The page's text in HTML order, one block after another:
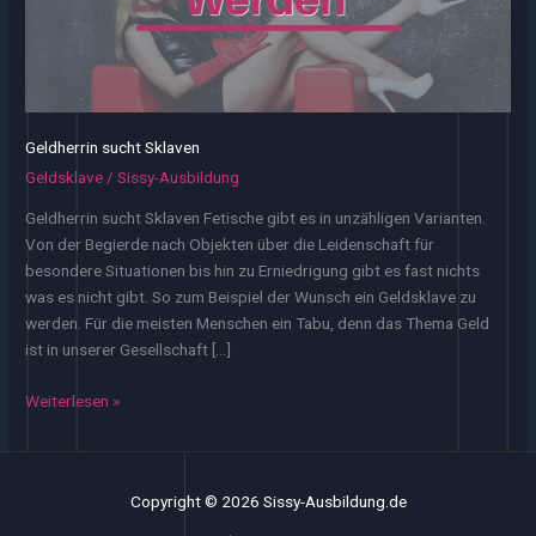
Geldherrin sucht Sklaven
Geldsklave /Sissy-Ausbildung
Geldherrin sucht Sklaven Fetische gibt es in unzähligen Varianten.
Von der Begierde nach Objekten über die Leidenschaft für
besondere Situationen bis hin zu Erniedrigung gibt es fast nichts
was es nicht gibt. So zum Beispiel der Wunsch ein Geldsklave zu
werden. Für die meisten Menschen ein Tabu, denn das Thema Geld
ist in unserer Gesellschaft […]
Geldherrin
Weiterlesen »
Copyright © 2026 Sissy-Ausbildung.de